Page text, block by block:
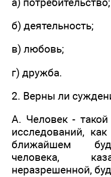
б) деятельность;
в) любовь;
г) дружба.
2. Верны ли
А. Человек -
исследований,
ближайшем
человека,
неразрешенной,